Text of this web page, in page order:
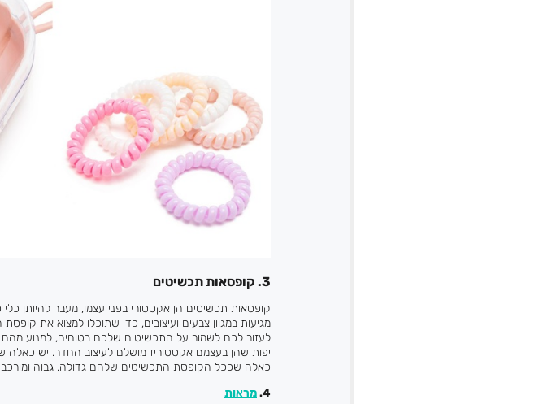
3. קופסאות תכשיטים
קופסאות תכשיטים הן אקססורי בפני עצמו, מעבר להיותן
מגיעות במגוון צבעים ועיצובים, כדי שתוכלו למצוא את
לעזור לכם לשמור על התכשיטים שלכם בטוחים, למנוע
יפות שהן בעצמם אקססוריז מושלם לעיצוב החדר. יש כאלה
כאלה שככל הקופסת התכשיטים שלהם גדולה, גבוה
4. מראות